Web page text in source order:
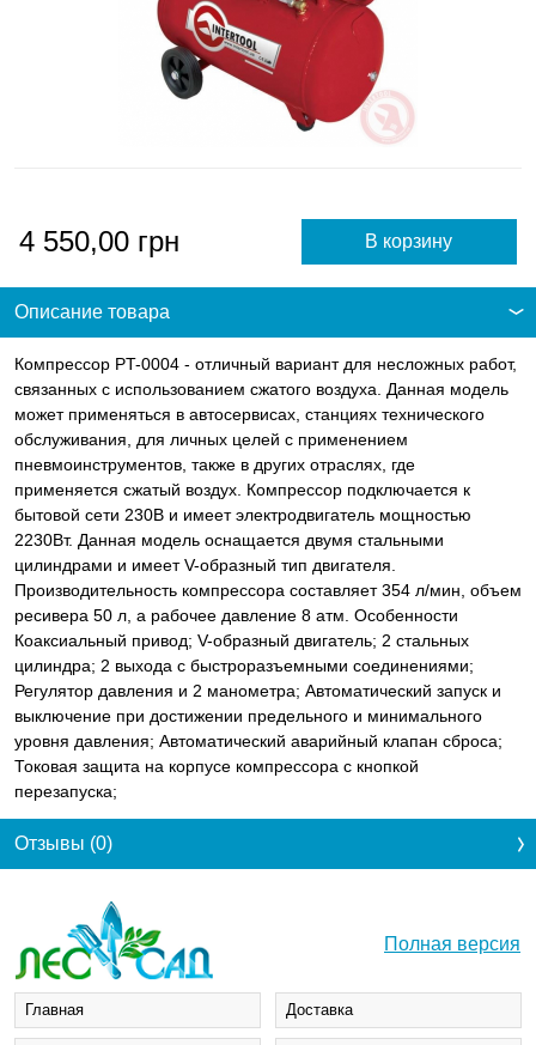
4 550,00 грн
Описание товара
Компрессор PT-0004 - отличный вариант для несложных работ,
связанных с использованием сжатого воздуха. Данная модель
может применяться в автосервисах, станциях технического
обслуживания, для личных целей с применением
пневмоинструментов, также в других отраслях, где
применяется сжатый воздух. Компрессор подключается к
бытовой сети 230В и имеет электродвигатель мощностью
2230Вт. Данная модель оснащается двумя стальными
цилиндрами и имеет V-образный тип двигателя.
Производительность компрессора составляет 354 л/мин, объем
ресивера 50 л, а рабочее давление 8 атм. Особенности
Коаксиальный привод; V-образный двигатель; 2 стальных
цилиндра; 2 выхода с быстроразъемными соединениями;
Регулятор давления и 2 манометра; Автоматический запуск и
выключение при достижении предельного и минимального
уровня давления; Автоматический аварийный клапан сброса;
Токовая защита на корпусе компрессора с кнопкой
перезапуска;
Отзывы (0)
Полная версия
Главная Доставка